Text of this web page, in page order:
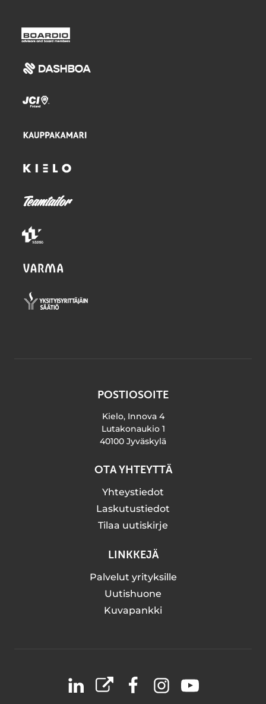
POSTIOSOITE
Kielo, Innova 4
Lutakonaukio 1
40100 Jyväskylä
OTA YHTEYTTÄ
Yhteystiedot
Laskutustiedot
Tilaa uutiskirje
LINKKEJÄ
Palvelut yrityksille
Uutishuone
Kuvapankki
LinkedIn
X FacebookInstagramYouTube